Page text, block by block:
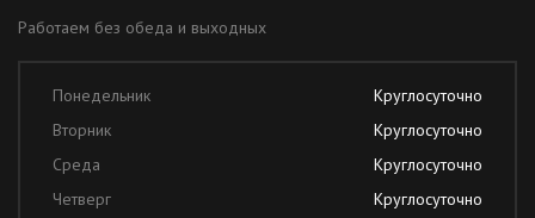
Работаем без обеда и выходных
Понедельник
Круглосуточно
Вторник
Круглосуточно
Среда
Круглосуточно
Четверг
Круглосуточно